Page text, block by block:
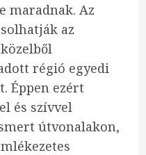
maradnak. Az
az
régió egyedi
Éppen ezért
és szívvel
útvonalakon,